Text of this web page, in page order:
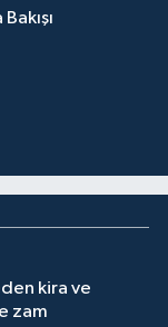
kira ve
zam